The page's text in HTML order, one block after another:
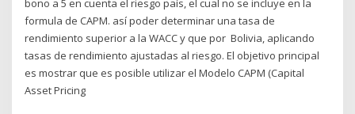
bono a 5 en cuenta el riesgo país, el cual no se incluye en la
formula de CAPM. así poder determinar una tasa de
rendimiento superior a la WACC y que por Bolivia, aplicando
tasas de rendimiento ajustadas al riesgo. El objetivo principal
es mostrar que es posible utilizar el Modelo CAPM (Capital
Asset Pricing